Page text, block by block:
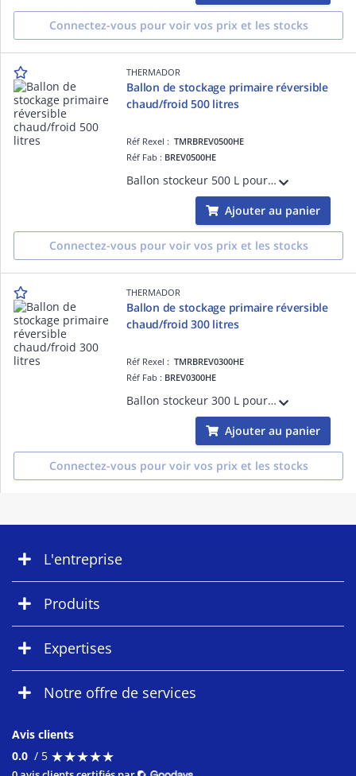
Connectez-vous pour voir vos prix et les stocks
THERMADOR
Ballon de stockage primaire réversible
chaud/froid 500 litres
Réf Rexel :TMRBREV0500HE
Réf Fab : BREV0500HE
Ballon stockeur 500 L pour chauffage/refroidissement, réduisant les démarrages chaudière/PAC. Isolation mousse polyuréthane M2, jaquette fixe en tôle galvanisée, piquage 1'1/2 pour résistance d'appoint.
Ajouter au panier
Connectez-vous pour voir vos prix et les stocks
THERMADOR
Ballon de stockage primaire réversible
chaud/froid 300 litres
Réf Rexel :TMRBREV0300HE
Réf Fab : BREV0300HE
Ballon stockeur 300 L pour chauffage/refroidissement, réduisant les démarrages chaudière/PAC. Isolation mousse polyuréthane M2, jaquette fixe en tôle galvanisée, piquage 1'1/2 pour résistance d'appoint.
Ajouter au panier
Connectez-vous pour voir vos prix et les stocks
L'entreprise
Produits
Expertises
Notre offre de services
Avis clients
0.0 / 5 ★★★★★
★★★★★